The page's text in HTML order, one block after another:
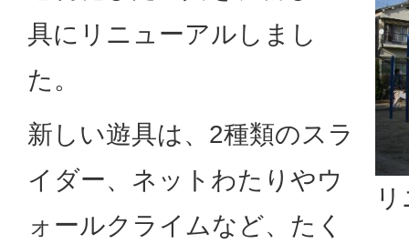
具にリニューアルしまし
た。
新しい遊具は、2種類のスラ
イダー、ネットわたりやウ
ォールクライムなど、たく